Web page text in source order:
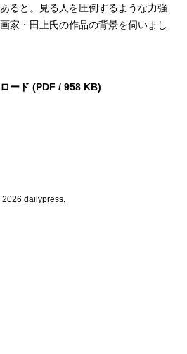
ると。見る人を圧倒するような力強
家・田上氏の作品の背景を伺いまし
ード (PDF / 958 KB)
dailypress.